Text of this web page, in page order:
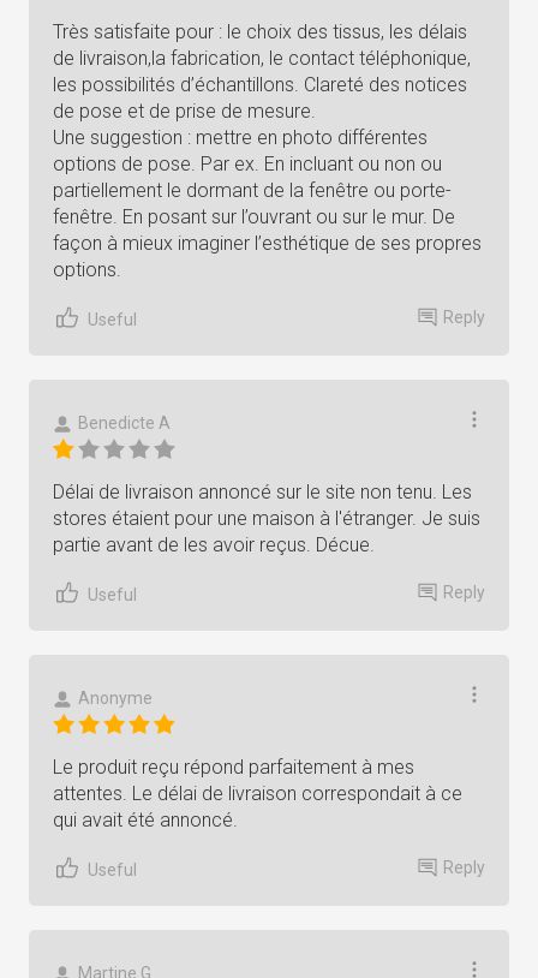
Très satisfaite pour : le choix des tissus, les délais
de livraison,la fabrication, le contact téléphonique,
les possibilités d’échantillons. Clareté des notices
de pose et de prise de mesure.
Une suggestion : mettre en photo différentes
options de pose. Par ex. En incluant ou non ou
partiellement le dormant de la fenêtre ou porte-
fenêtre. En posant sur l’ouvrant ou sur le mur. De
façon à mieux imaginer l’esthétique de ses propres
options.
Useful Reply
Benedicte A
Délai de livraison annoncé sur le site non tenu. Les
stores étaient pour une maison à l'étranger. Je suis
partie avant de les avoir reçus. Décue.
Useful Reply
Anonyme
Le produit reçu répond parfaitement à mes
attentes. Le délai de livraison correspondait à ce
qui avait été annoncé.
Useful Reply
Martine G